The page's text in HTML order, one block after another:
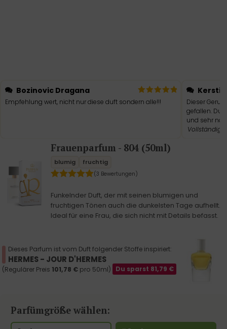
Bozinovic Dragana
Empfehlung wert, nicht nur diese duft sondern alle!!!
Dieser
gefallen.
und sehr
Vollständige
Frauenparfum - 804 (50ml)
blumig fruchtig
(3 Bewertungen)
Funkelnder Duft, der mit seinen blumigen und
fruchtigen Tönen auch die dunkelsten Tage aufhellt.
Ideal für eine Frau, die sich nicht mit Details befasst.
Dieses Parfum ist vom Duft folgender Stoffe inspiriert:
HERMES - JOUR D'HERMES
(Regulärer Preis 101,78 € pro 50ml) Du sparst 81,79 €
Parfümgröße wählen: